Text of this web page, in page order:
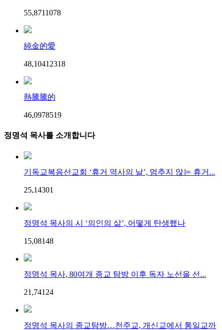
55,8711078
純金的愛
48,10412318
熱騰騰的
46,0978519
정명석 목사를 소개합니다
기독교복음선교회 ‘휴거 역사의 날’, 멈추지 않는 휴거...
25,14301
정명석 목사의 시 ‘의인의 삶’, 어떻게 탄생했나
15,08148
정명석 목사, 80여개 종교 탐방 이후 독자 노선을 선...
21,741 24
정명석 목사의 종교탐방…천주교, 개신교에서 통일교까